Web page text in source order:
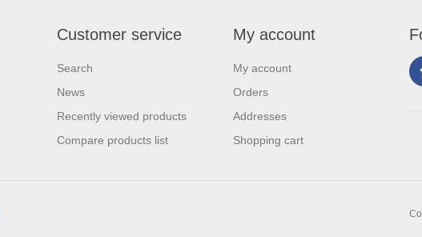
Customer service
Search
News
Recently viewed products
Compare products list
My account
My account
Orders
Addresses
Shopping cart